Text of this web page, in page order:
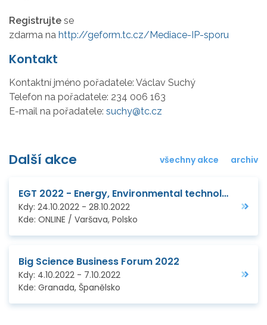
Registrujte se
zdarma na http://geform.tc.cz/Mediace-IP-sporu
Kontakt
Kontaktní jméno pořadatele: Václav Suchý
Telefon na pořadatele: 234 006 163
E-mail na pořadatele: suchy@tc.cz
Další akce všechny akce archiv
EGT 2022 - Energy, Environmental technology and Green transformation (Virtual edition)
Kdy: 24.10.2022 - 28.10.2022
Kde: ONLINE / Varšava, Polsko
Big Science Business Forum 2022
Kdy: 4.10.2022 - 7.10.2022
Kde: Granada, Španělsko